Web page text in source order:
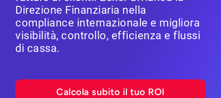
Direzione Finanziaria nella
compliance internazionale e migliora
visibilità, controllo, efficienza e flussi
di cassa.
Calcola subito il tuo ROI